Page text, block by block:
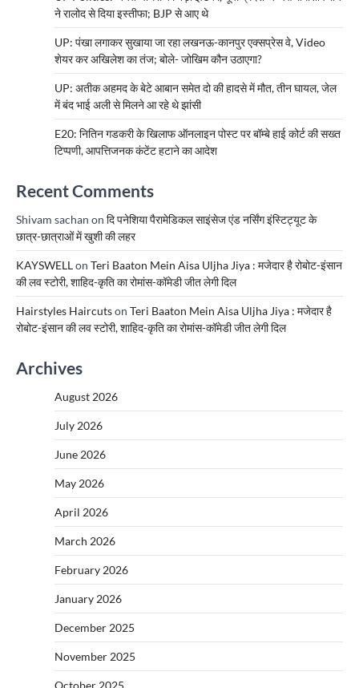
ने रालोद से दिया इस्तीफा; BJP से आए थे
UP: पंखा लगाकर सुखाया जा रहा लखनऊ-कानपुर एक्सप्रेस वे, Video
शेयर कर अखिलेश का तंज; बोले- जोखिम कौन उठाएगा?
UP: अतीक अहमद के बेटे आबान समेत दो की हादसे में मौत, तीन घायल, जेल
में बंद भाई अली से मिलने आ रहे थे झांसी
E20: नितिन गडकरी के खिलाफ ऑनलाइन पोस्ट पर बॉम्बे हाई कोर्ट की सख्त
टिप्पणी, आपत्तिजनक कंटेंट हटाने का आदेश
Recent Comments
Shivam sachan on दि पनेशिया पैरामेडिकल साइंसेज एंड नर्सिंग इंस्टिट्यूट के
छात्र-छात्राओं में खुशी की लहर
KAYSWELLon Teri Baaton Mein Aisa Uljha Jiya : मजेदार है रोबोट-इंसान
की लव स्टोरी, शाहिद-कृति का रोमांस-कॉमेडी जीत लेगी दिल
Hairstyles Haircutson Teri Baaton Mein Aisa Uljha Jiya : मजेदार है
रोबोट-इंसान की लव स्टोरी, शाहिद-कृति का रोमांस-कॉमेडी जीत लेगी दिल
Archives
August 2026
July 2026
June 2026
May 2026
April 2026
March 2026
February 2026
January 2026
December 2025
November 2025
October 2025